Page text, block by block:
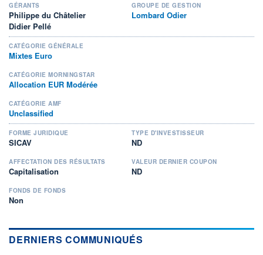
GÉRANTS
Philippe du Châtelier
Didier Pellé
GROUPE DE GESTION
Lombard Odier
CATÉGORIE GÉNÉRALE
Mixtes Euro
CATÉGORIE MORNINGSTAR
Allocation EUR Modérée
CATÉGORIE AMF
Unclassified
FORME JURIDIQUE
SICAV
TYPE D'INVESTISSEUR
ND
AFFECTATION DES RÉSULTATS
Capitalisation
VALEUR DERNIER COUPON
ND
FONDS DE FONDS
Non
DERNIERS COMMUNIQUÉS